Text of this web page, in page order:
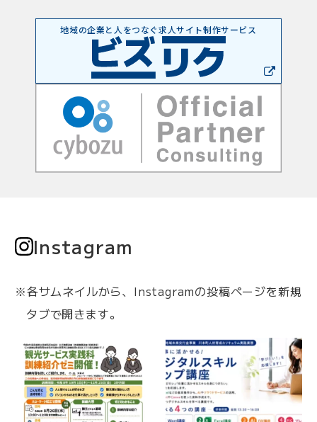
地域の企業と人をつなぐ求人サイト制作サービス
Instagram
※各サムネイルから、Instagramの投稿ページを新規
タブで開きます。